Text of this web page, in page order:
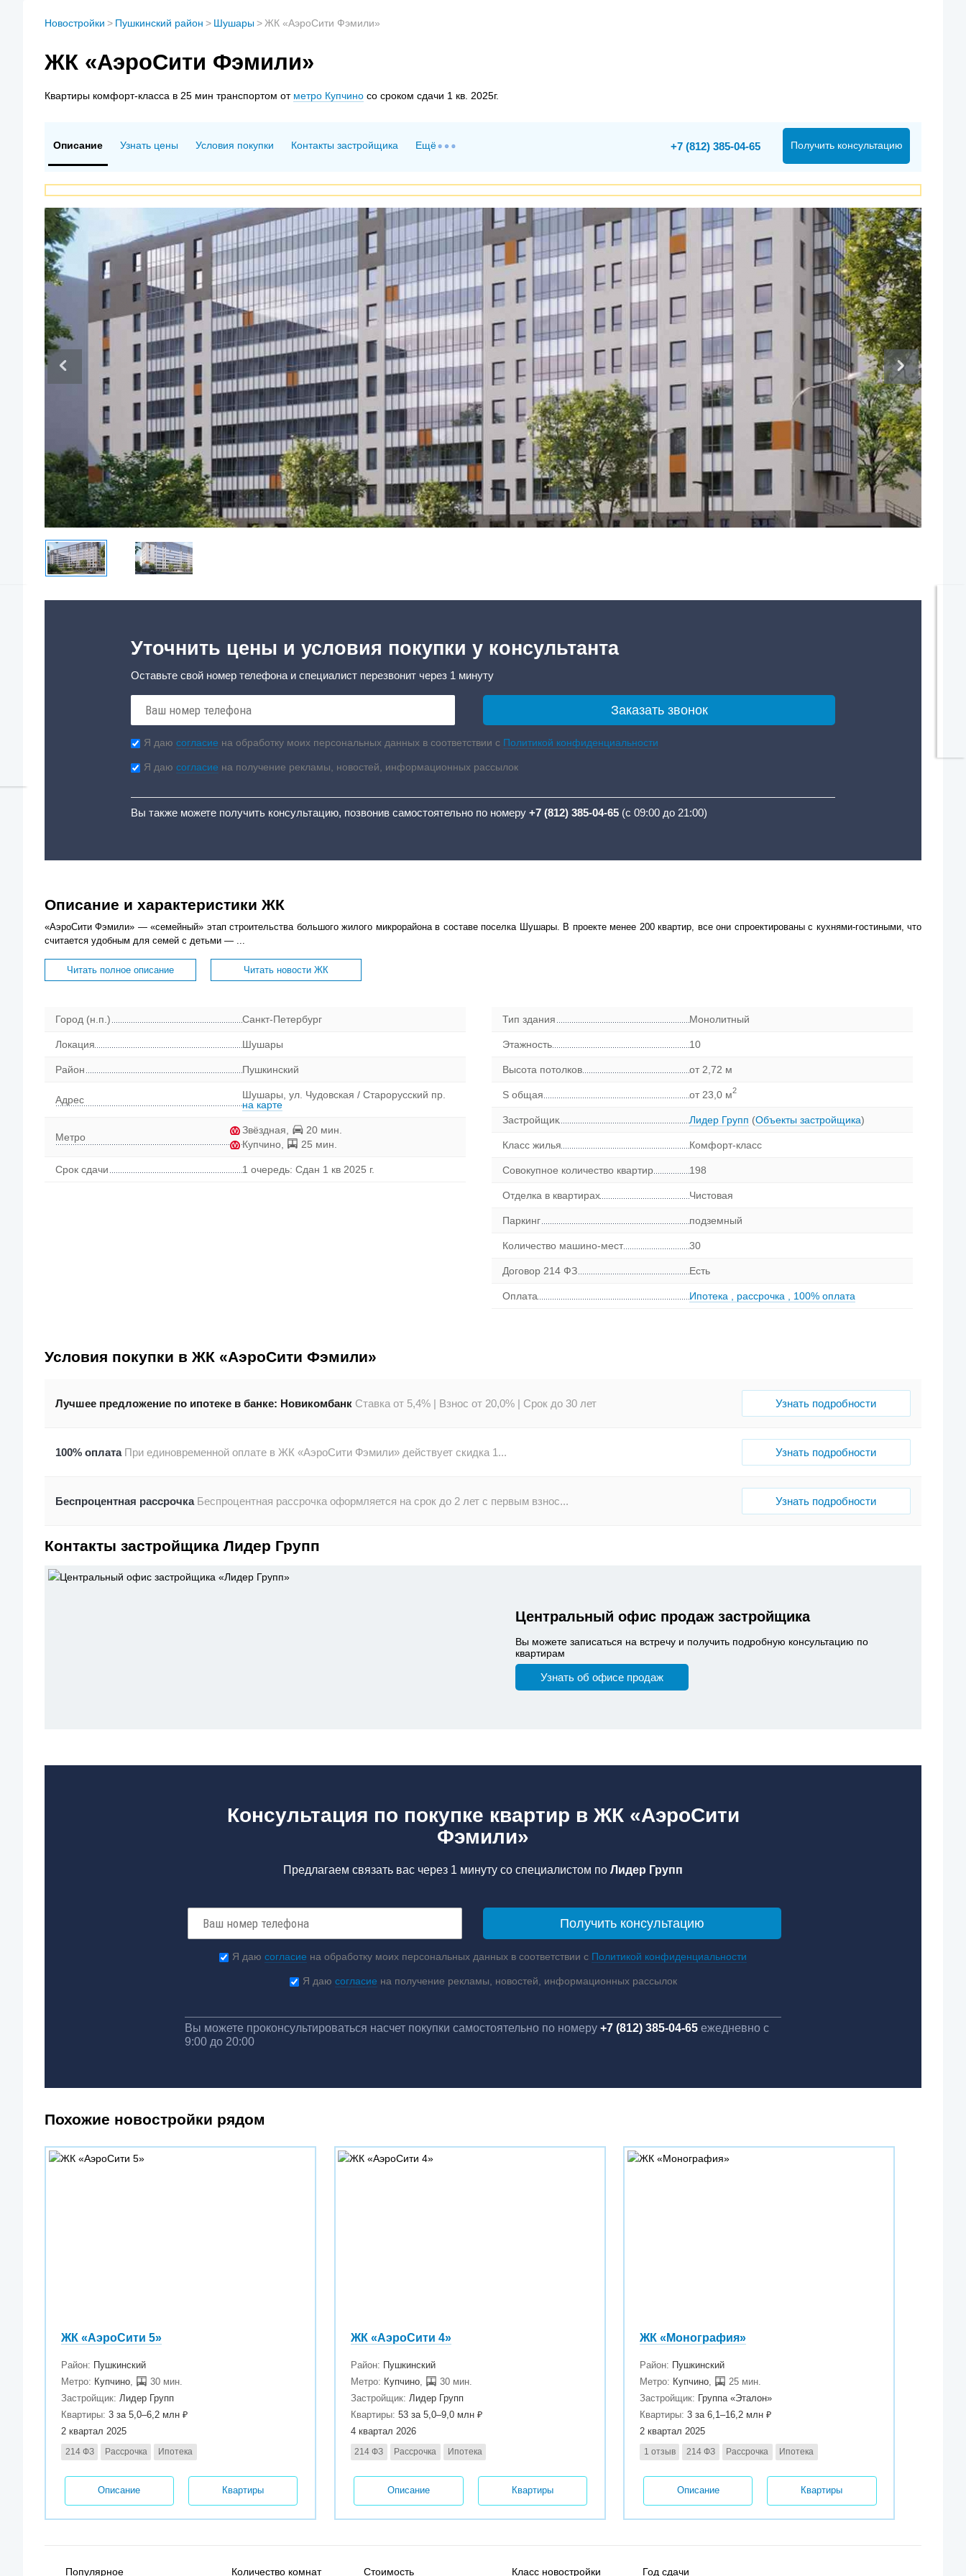
Новостройки > Пушкинский район > Шушары> ЖК «АэроСити Фэмили»
ЖК «АэроСити Фэмили»
Квартирыкомфорт-класса в 25 мин транспортом от метро Купчиносо сроком сдачи 1 кв. 2025г.
Описание Узнать цены Условия покупки Контакты застройщика Ещё Получить консультацию
+7 (812) 385-04-65
Уточнить цены и условия покупки у консультанта
Оставьте свой номер телефона и специалист перезвонит через 1 минуту
Я даю согласие на обработку моих персональных данных в соответствии с Политикой конфиденциальности
Я даю согласие на получение рекламы, новостей, информационных рассылок
Вы также можете получить консультацию, позвонив самостоятельно по номеру +7 (812) 385-04-65 (с 09:00 до 21:00)
Описание и характеристики ЖК
«АэроСити Фэмили» — «семейный» этап строительства большого жилого микрорайона в составе поселка Шушары. В проекте менее 200 квартир, все они спроектированы с кухнями-гостиными, что
считается удобным для семей с детьми — ...
Читать полное описание Читать новости ЖК
Город (н.п.) Санкт-Петербург
Локация Шушары
Район Пушкинский
Адрес
Шушары, ул. Чудовская / Старорусский пр.
на карте
Метро
Звёздная
20 мин.
Купчино, 25 мин.
Срок сдачи 1 очередь: Сдан 1 кв 2025 г.
Тип здания Монолитный
Этажность 10
Высота потолков от 2,72 м
S общая от 23,0 м2
Застройщик Лидер Групп (Объекты застройщика)
Класс жилья Комфорт-класс
Совокупное количество квартир 198
Отделка в квартирах Чистовая
Паркинг подземный
Количество машино-мест 30
Договор 214 ФЗ Есть
Оплата Ипотека рассрочка 100% оплата
Условия покупки в ЖК «АэроСити Фэмили»
Лучшее предложение по ипотеке в банке: Новикомбанк Ставка от 5,4% | Взнос от 20,0% | Срок до 30 лет Узнать подробности
100% оплата При единовременной оплате в ЖК «АэроСити Фэмили» действует скидка 1... Узнать подробности
Беспроцентная рассрочка Беспроцентная рассрочка оформляется на срок до 2 лет с первым взнос... Узнать подробности
Контакты застройщика Лидер Групп
Центральный офис продаж застройщика
Вы можете записаться на встречу и получить подробную консультацию по
квартирам
Узнать об офисе продаж
Консультация по покупке квартир в ЖК «АэроСити
Фэмили»
Предлагаем связать вас через 1 минуту со специалистом по Лидер Групп
Я даю согласие на обработку моих персональных данных в соответствии с Политикой конфиденциальности
Я даю согласие на получение рекламы, новостей, информационных рассылок
Вы можете проконсультироваться насчет покупки самостоятельно по номеру+7 (812) 385-04-65 ежедневно с
9:00 до 20:00
Похожие новостройки рядом
ЖК «АэроСити 5»
Район: Пушкинский
Метро: Купчино,
30 мин.
Застройщик: Лидер Групп
Квартиры: 3 за 5,0–6,2 млн ₽
2 квартал 2025
214 ФЗ
Рассрочка Ипотека
Описание Квартиры
ЖК «АэроСити 4»
Район: Пушкинский
Метро: Купчино,
30 мин.
Застройщик: Лидер Групп
Квартиры: 53 за 5,0–9,0 млн ₽
4 квартал 2026
214 ФЗ
Рассрочка Ипотека
Описание Квартиры
ЖК «Монография»
Район: Пушкинский
Метро: Купчино
25 мин.
Застройщик: Группа «Эталон»
Квартиры:3 за 6,1–16,2 млн ₽
2 квартал 2025
1 отзыв
214 ФЗ Рассрочка Ипотека
Описание Квартиры
Популярное Количество комнат Стоимость Класс новостройки Год сдачи